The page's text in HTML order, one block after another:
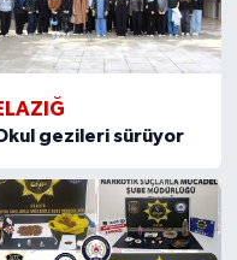
gezileri sürüyor